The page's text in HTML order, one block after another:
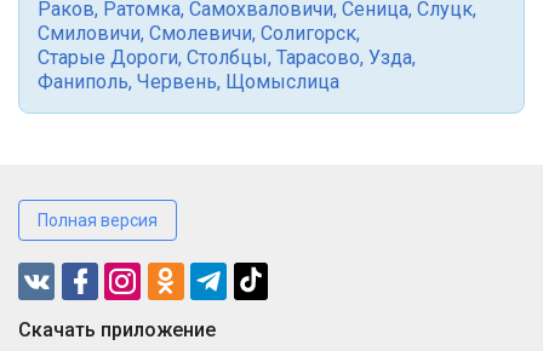
Раков, Ратомка, Самохваловичи, Сеница, Слуцк,
Смиловичи, Смолевичи, Солигорск,
Старые Дороги, Столбцы, Тарасово, Узда,
Фаниполь, Червень, Щомыслица
Полная версия
Cкачать приложение